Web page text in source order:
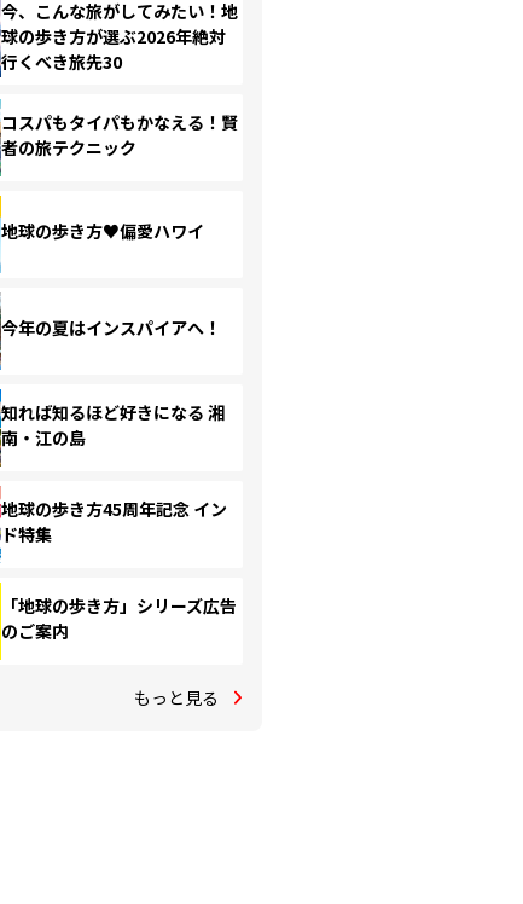
今、こんな旅がしてみたい！地
球の歩き方が選ぶ2026年絶対
行くべき旅先30
コスパもタイパもかなえる！賢
者の旅テクニック
地球の歩き方♥偏愛ハワイ
今年の夏はインスパイアへ！
知れば知るほど好きになる 湘
南・江の島
地球の歩き方45周年記念 イン
ド特集
「地球の歩き方」シリーズ広告
のご案内
もっと見る